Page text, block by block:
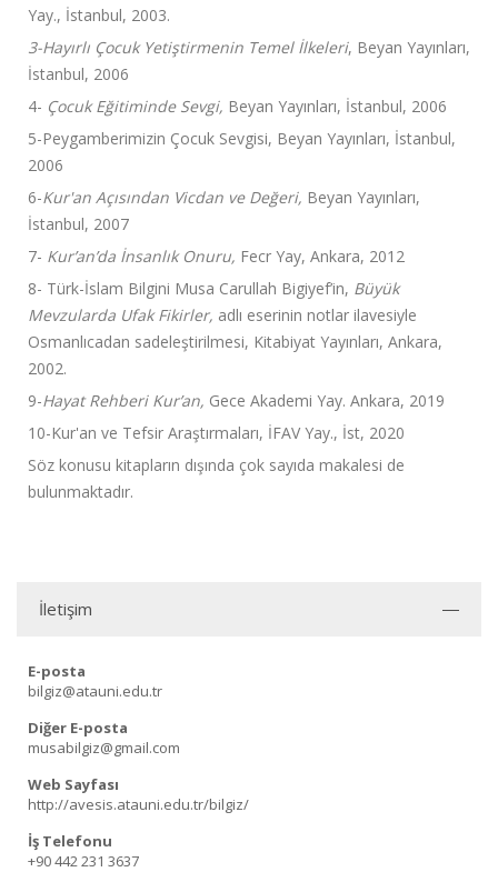
Yay., İstanbul, 2003.
3-Hayırlı Çocuk Yetiştirmenin Temel İlkeleri, Beyan Yayınları,
İstanbul, 2006
4- Çocuk Eğitiminde Sevgi, Beyan Yayınları, İstanbul, 2006
5-Peygamberimizin Çocuk Sevgisi, Beyan Yayınları, İstanbul,
2006
6-Kur'an Açısından Vicdan ve Değeri, Beyan Yayınları,
İstanbul, 2007
7- Kur’an’da İnsanlık Onuru, Fecr Yay, Ankara, 2012
8- Türk-İslam Bilgini Musa Carullah Bigiyef’in, Büyük
Mevzularda Ufak Fikirler, adlı eserinin notlar ilavesiyle
Osmanlıcadan sadeleştirilmesi, Kitabiyat Yayınları, Ankara,
2002.
9-Hayat Rehberi Kur’an, Gece Akademi Yay. Ankara, 2019
10-Kur'an ve Tefsir Araştırmaları, İFAV Yay., İst, 2020
Söz konusu kitapların dışında çok sayıda makalesi de
bulunmaktadır.
İletişim
E-posta
bilgiz@atauni.edu.tr
Diğer E-posta
musabilgiz@gmail.com
Web Sayfası
http://avesis.atauni.edu.tr/bilgiz/
İş Telefonu
+90 442 231 3637